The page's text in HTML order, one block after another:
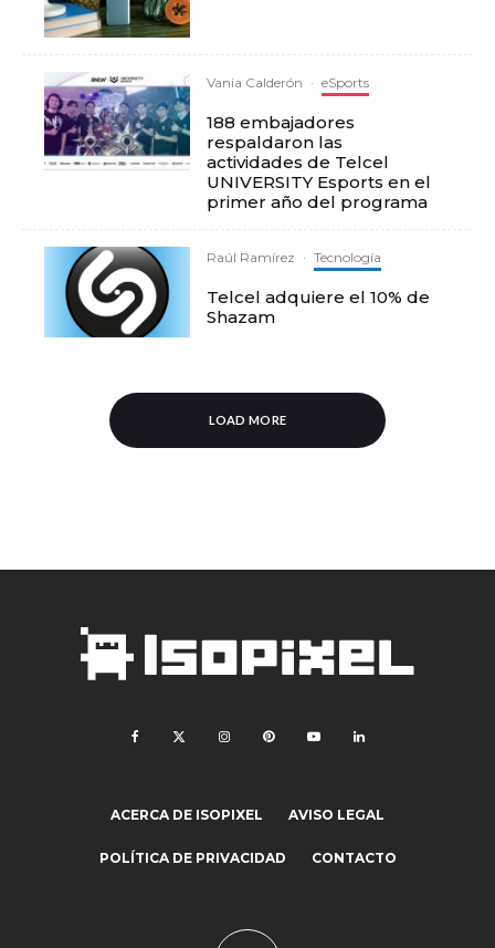
Vania Calderón · eSports
188 embajadores
respaldaron las
actividades de Telcel
UNIVERSITY Esports en el
primer año del programa
Raúl Ramírez · Tecnología
Telcel adquiere el 10% de
Shazam
LOAD MORE
ACERCA DE ISOPIXEL AVISO LEGAL
POLÍTICA DE PRIVACIDAD CONTACTO